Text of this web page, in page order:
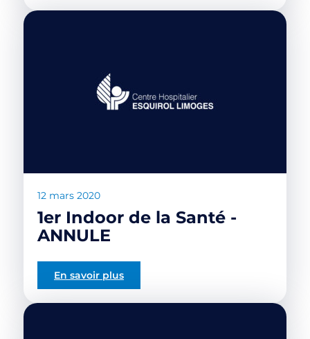
12 mars 2020
1er Indoor de la Santé -
ANNULE
En savoir plus